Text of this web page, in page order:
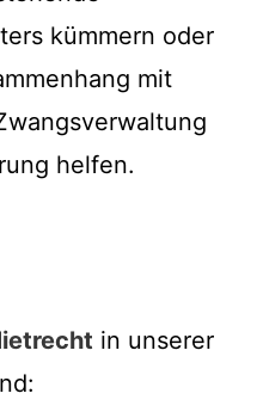
kümmern oder
mit
helfen.
in unserer